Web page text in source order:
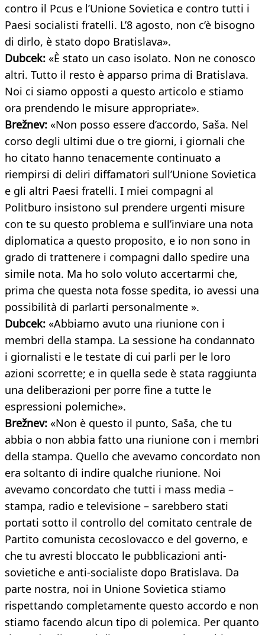
contro il Pcus e l’Unione Sovietica e contro tutti i
Paesi socialisti fratelli. L’8 agosto, non c’è bisogno
di dirlo, è stato dopo Bratislava».
Dubcek: «È stato un caso isolato. Non ne conosco
altri. Tutto il resto è apparso prima di Bratislava.
Noi ci siamo opposti a questo articolo e stiamo
ora prendendo le misure appropriate».
Brežnev: «Non posso essere d’accordo, Saša. Nel
corso degli ultimi due o tre giorni, i giornali che
ho citato hanno tenacemente continuato a
riempirsi di deliri diffamatori sull’Unione Sovietica
e gli altri Paesi fratelli. I miei compagni al
Politburo insistono sul prendere urgenti misure
con te su questo problema e sull’inviare una nota
diplomatica a questo proposito, e io non sono in
grado di trattenere i compagni dallo spedire una
simile nota. Ma ho solo voluto accertarmi che,
prima che questa nota fosse spedita, io avessi una
possibilità di parlarti personalmente ».
Dubcek: «Abbiamo avuto una riunione con i
membri della stampa. La sessione ha condannato
i giornalisti e le testate di cui parli per le loro
azioni scorrette; e in quella sede è stata raggiunta
una deliberazioni per porre fine a tutte le
espressioni polemiche».
Brežnev: «Non è questo il punto, Saša, che tu
abbia o non abbia fatto una riunione con i membri
della stampa. Quello che avevamo concordato non
era soltanto di indire qualche riunione. Noi
avevamo concordato che tutti i mass media –
stampa, radio e televisione – sarebbero stati
portati sotto il controllo del comitato centrale de
Partito comunista cecoslovacco e del governo, e
che tu avresti bloccato le pubblicazioni anti-
sovietiche e anti-socialiste dopo Bratislava. Da
parte nostra, noi in Unione Sovietica stiamo
rispettando completamente questo accordo e non
stiamo facendo alcun tipo di polemica. Per quanto